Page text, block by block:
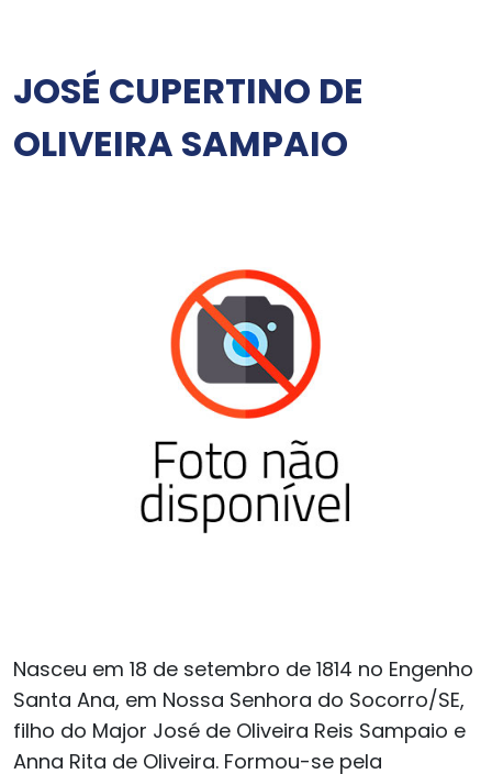
JOSÉ CUPERTINO DE
OLIVEIRA SAMPAIO
Nasceu em 18 de setembro de 1814 no Engenho
Santa Ana, em Nossa Senhora do Socorro/SE,
filho do Major José de Oliveira Reis Sampaio e
Anna Rita de Oliveira. Formou-se pela